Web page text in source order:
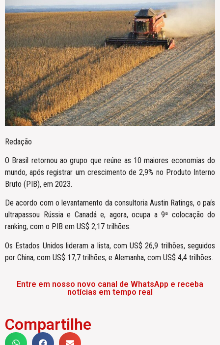
Redação
O Brasil retornou ao grupo que reúne as 10 maiores economias do
mundo, após registrar um crescimento de 2,9% no Produto Interno
Bruto (PIB), em 2023.
De acordo com o levantamento da consultoria Austin Ratings, o país
ultrapassou Rússia e Canadá e, agora, ocupa a 9ª colocação do
ranking, com o PIB em US$ 2,17 trilhões.
Os Estados Unidos lideram a lista, com US$ 26,9 trilhões, seguidos
por China, com US$ 17,7 trilhões, e Alemanha, com US$ 4,4 trilhões.
Entre em nosso novo canal de WhatsApp e receba
notícias em tempo real
Compartilhe